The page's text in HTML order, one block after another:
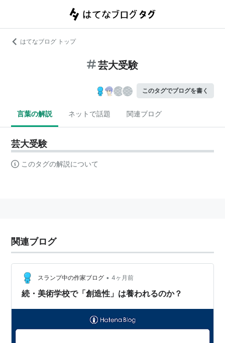
はてなブログ トップ
芸大受験
このタグでブログを書く
言葉の解説 ネットで話題 関連ブログ
芸大受験
このタグの解説について
関連ブログ
スランプ中の作家ブログ • 4ヶ月前
続・美術学校で「創造性」は養われるのか？